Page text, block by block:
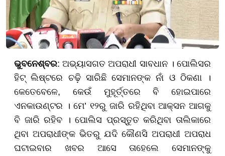
ଭୁବନେଶ୍ବର: ଅଭ୍ୟାସଗତ ଅପରାଧୀ ସାବଧାନ । ପୋଲିସର
ହିଟ୍ ଲିଷ୍ଟରେ ଚଢ଼ି ସାରିଛି ସେମାନଙ୍କ ନାଁ ଓ ଠିକଣା ।
କେତେବେଳେ, କେଉଁ ମୁହୂର୍ତ୍ତରେ ବି ହୋଇପାରେ
ଏନକାଉଣ୍ଟର । ମେ’ ୧୨ରୁ ଜାରି ରହିଥିବା ଆକ୍ସନ ଆଗକୁ
ବି ଜାରି ରହିବ । ପୋଲିସ ପ୍ରସ୍ତୁତ କରିଥିବା ତାଲିକାରେ
ଥିବା ଅପରାଧୀଙ୍କ ଭିତରୁ ଯଦି କୌଣସି ଅପରାଧୀ ଅପରାଧ
ଘଟାଇବାର ଖବର ଆସେ ତାହେଲେ ସେମାନଙ୍କୁ